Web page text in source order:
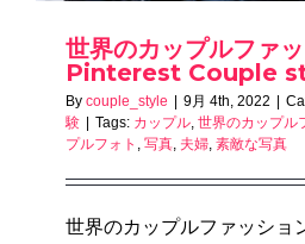
世界のカップルファッ
Pinterest Couple
By couple_style 9月 4th, 2022
験
Tags: カップル, 世界のカップル
プルフォト , 写真, 夫婦, 素敵な写真
世界のカップルファッショ